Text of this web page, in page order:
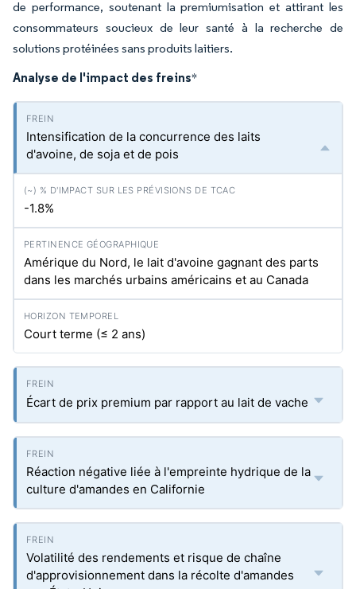
de performance, soutenant la premiumisation et attirant les
consommateurs soucieux de leur santé à la recherche de
solutions protéinées sans produits laitiers.
Analyse de l'impact des freins*
Intensification de la concurrence des laits
d'avoine, de soja et de pois
-1.8%
Amérique du Nord, le lait d'avoine gagnant des parts
dans les marchés urbains américains et au Canada
Court terme (≤ 2 ans)
Écart de prix premium par rapport au lait de vache
Réaction négative liée à l'empreinte hydrique de la
culture d'amandes en Californie
Volatilité des rendements et risque de chaîne
d'approvisionnement dans la récolte d'amandes